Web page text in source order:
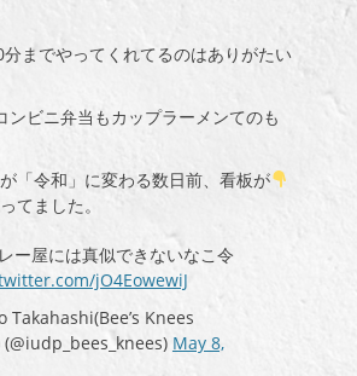
までやってくれてるのはありがたい
ンビニ弁当もカップラーメンてのも
「令和」に変わる数日前、看板が
てました。
ー屋には真似できないなこ令
jO4EowewiJ
Knees
May 8,